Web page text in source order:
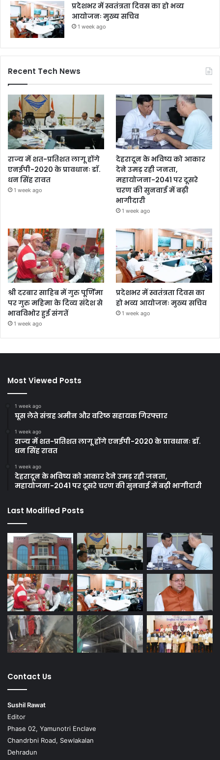
प्रदेशभर में स्वतंत्रता दिवस का हो भव्य
आयोजनः मुख्य सचिव
1 week ago
Recent Tech News
राज्य में शत-प्रतिशत लागू होंगे
एनईपी-2020 के प्रावधानः डाॅ.
धन सिंह रावत
1 week ago
देहरादून के भविष्य को आकार
देने उमड़ रही जनता,
महायोजना-2041 पर दूसरे
चरण की सुनवाई में बढ़ी
भागीदारी
1 week ago
श्री दरबार साहिब में गुरु पूर्णिमा
पर गुरु महिमा के दिव्य संदेश से
भावविभोर हुई संगतें
1 week ago
प्रदेशभर में स्वतंत्रता दिवस का
हो भव्य आयोजनः मुख्य सचिव
1 week ago
Most Viewed Posts
1 week ago
घूस लेते संग्रह अमीन और वरिष्ठ सहायक गिरफ्तार
1 week ago
राज्य में शत-प्रतिशत लागू होंगे एनईपी-2020 के प्रावधानः डाॅ.
धन सिंह रावत
1 week ago
देहरादून के भविष्य को आकार देने उमड़ रही जनता,
महायोजना-2041 पर दूसरे चरण की सुनवाई में बढ़ी भागीदारी
Last Modified Posts
Contact Us
Sushil Rawat
Editor
Phase 02, Yamunotri Enclave
Chandrbni Road, Sewlakalan
Dehradun